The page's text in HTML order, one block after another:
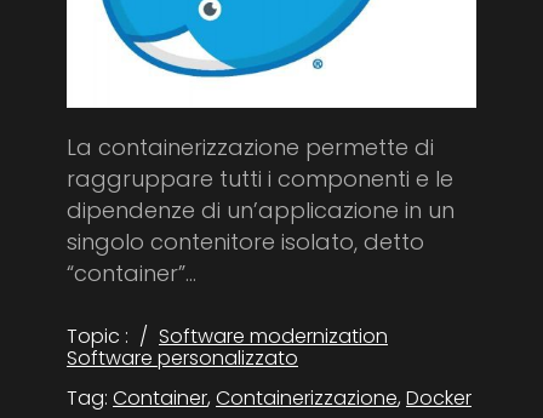
La containerizzazione permette di
raggruppare tutti i componenti e le
dipendenze di un’applicazione in un
singolo contenitore isolato, detto
“container”...
Topic : Software modernization
Software personalizzato
Tag: Container, Containerizzazione, Docker